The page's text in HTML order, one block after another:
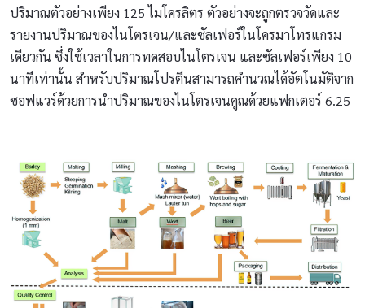
ปริมาณตัวอย่างเพียง 125 ไมโครลิตร ตัวอย่างจะถูกตรวจวัดและ
รายงานปริมาณของไนโตรเจน/และซัลเฟอร์ในโครมาโทรแกรม
เดียวกัน ซึ่งใช้เวลาในการทดสอบไนโตรเจน และซัลเฟอร์เพียง 10
นาทีเท่านั้น สำหรับปริมาณโปรตีนสามารถคำนวณได้อัตโนมัติจาก
ซอฟแวร์ด้วยการนำปริมาณของไนโตรเจนคูณด้วยแฟกเตอร์ 6.25